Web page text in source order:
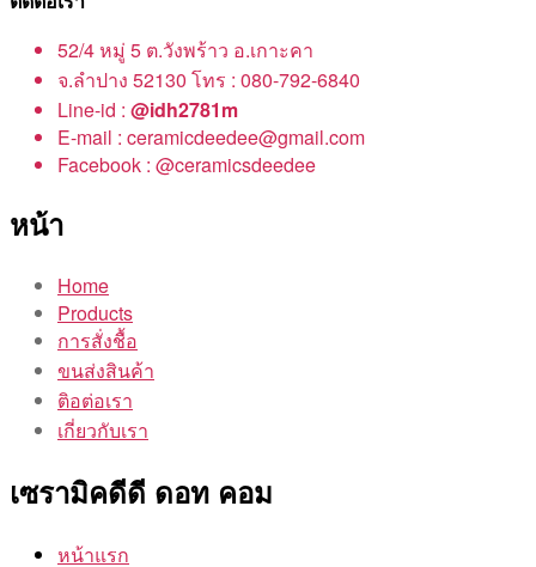
52/4 หมู่ 5 ต.วังพร้าว อ.เกาะคา
จ.ลำปาง 52130 โทร : 080-792-6840
Line-id : @idh2781m
E-mail : ceramicdeedee@gmail.com
Facebook : @ceramicsdeedee
หน้า
Home
Products
การสั่งชื้อ
ขนส่งสินค้า
ติอต่อเรา
เกี่ยวกับเรา
เซรามิคดีดี ดอท คอม
หน้าแรก